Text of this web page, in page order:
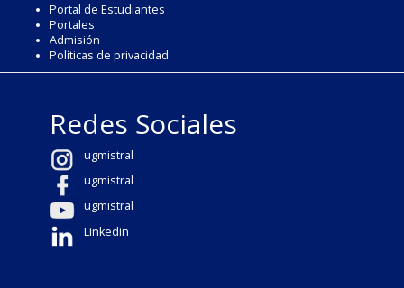
Portal de Estudiantes
Portales
Admisión
Políticas de privacidad
Redes Sociales
ugmistral
ugmistral
ugmistral
Linkedin